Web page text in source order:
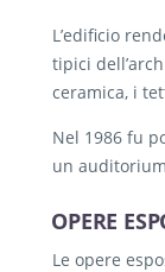
L’edificio
tipici
ceramica, i
Nel 1986 fu
un
OPERE
Le opere